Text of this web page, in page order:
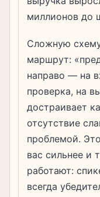
миллионов до
Сложную
маршрут:
направо — на
проверка, на
достраивает
отсутствие
проблемой.
вас сильнее и
работают:
всегда